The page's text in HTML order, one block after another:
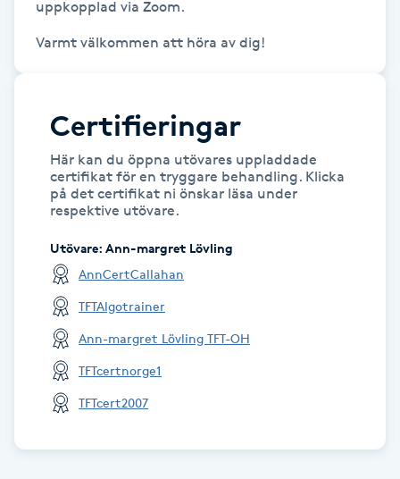
Fillers
Fotmassage
Fotsvamp
Fransar
Fransborttagning
Fransfärgning
uppkopplad via Zoom.
Certifieringar
Här kan du öppna utövares uppladdade
certifikat för en tryggare behandling. Klicka
på det certifikat ni önskar läsa under
respektive utövare.
Utövare: Ann-margret Lövling
AnnCertCallahan
TFTAlgotrainer
Ann-margret Lövling TFT-OH
TFTcertnorge1
TFTcert2007